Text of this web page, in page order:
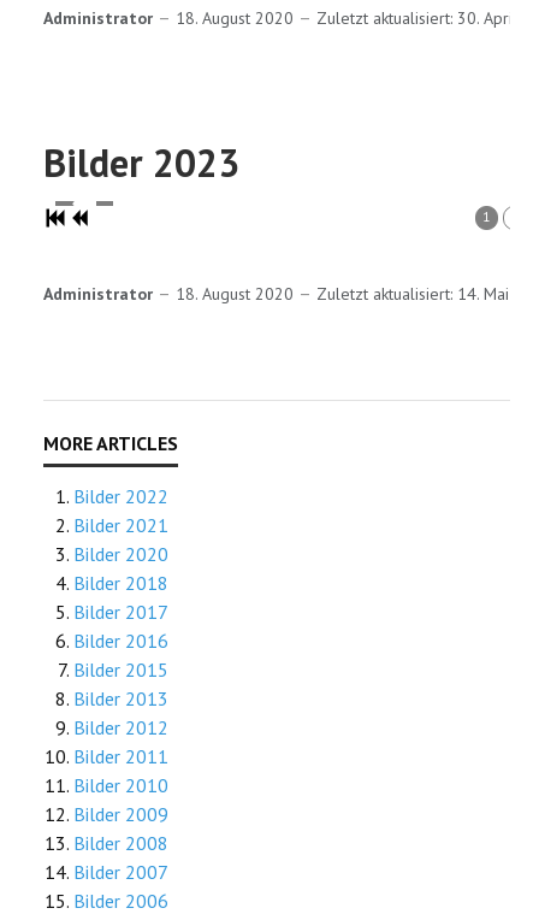
Administrator 18. August 2020 Zuletzt aktualisiert: 30. April
Bilder 2023
1
Administrator 18. August 2020 Zuletzt aktualisiert: 14. Mai
Bilder 2022
Bilder 2021
Bilder 2020
Bilder 2018
Bilder 2017
Bilder 2016
Bilder 2015
Bilder 2013
Bilder 2012
Bilder 2011
Bilder 2010
Bilder 2009
Bilder 2008
Bilder 2007
Bilder 2006